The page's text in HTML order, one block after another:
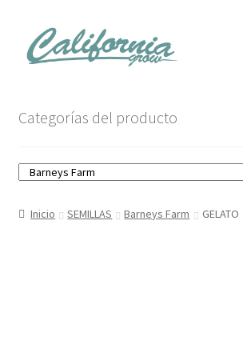
al
contenido
Carrito
Mi cuenta
Categorías del producto
Inicio SEMILLAS Barneys Farm GELATO